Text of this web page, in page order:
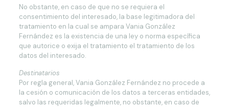
No obstante, en caso de que no se requiera el
consentimiento del interesado, la base legitimadora del
tratamiento en la cual se ampara Vania González
Fernández es la existencia de una ley o norma específica
que autorice o exija el tratamiento el tratamiento de los
datos del interesado.
Destinatarios
Por regla general, Vania González Fernández no procede a
la cesión o comunicación de los datos a terceras entidades,
salvo las requeridas legalmente, no obstante, en caso de